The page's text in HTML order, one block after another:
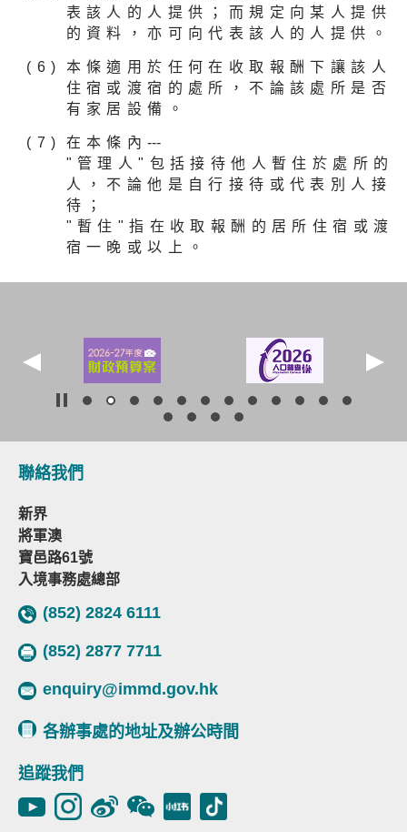
表該人的人提供；而規定向某人提供
的資料，亦可向代表該人的人提供。
本條適用於任何在收取報酬下讓該人
住宿或渡宿的處所，不論該處所是否
有家居設備。
在本條內---
"管理人"包括接待他人暫住於處所的
人，不論他是自行接待或代表別人接
待；
"暫住"指在收取報酬的居所住宿或渡
宿一晚或以上。
聯絡我們
新界
將軍澳
寶邑路61號
入境事務處總部
(852) 2824 6111
(852) 2877 7711
enquiry@immd.gov.hk
各辦事處的地址及辦公時間
追蹤我們